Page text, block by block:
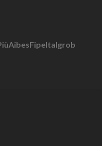
AibesFipeItalgrob